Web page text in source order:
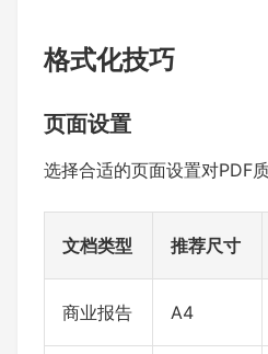
格式化技巧
页面设置
选择合适的页面设置对PDF
文档类型 推荐尺寸
商业报告 A4